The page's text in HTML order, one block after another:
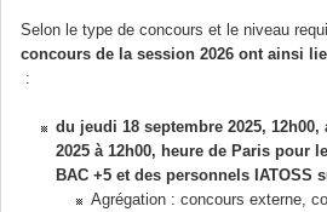
Selon le type de concours et le niveau
concours de la session 2026 ont ainsi
:
du jeudi 18 septembre 2025,
2025 à 12h00, heure de Paris pour
BAC +5 et des personnels IATOSS
Agrégation : concours externe,